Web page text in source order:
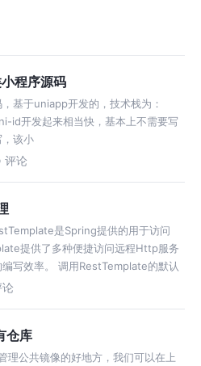
程序源码
基于uniapp开发的，技术栈为：
id开发起来相当快，基本上不需要写
，该小
评论
是Spring提供的用于访问
提供了多种便捷访问远程Http服务
写效率。 调用RestTemplate的默认
仓库
公共镜像的好地方，我们可以在上